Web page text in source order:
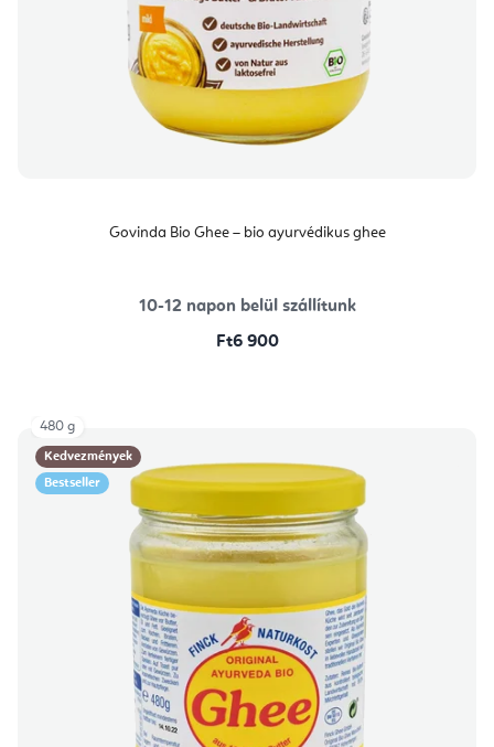
Govinda Bio Ghee – bio ayurvédikus ghee
10-12 napon belül szállítunk
Ft6 900
Kedvezmények
Bestseller
480 g